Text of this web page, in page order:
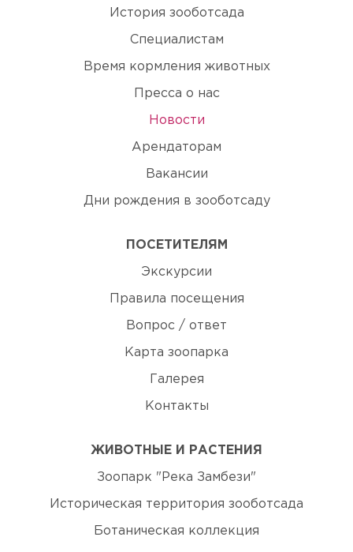
История зооботсада
Специалистам
Время кормления животных
Пресса о нас
Новости
Арендаторам
Вакансии
Дни рождения в зооботсаду
ПОСЕТИТЕЛЯМ
Экскурсии
Правила посещения
Вопрос / ответ
Карта зоопарка
Галерея
Контакты
ЖИВОТНЫЕ И РАСТЕНИЯ
Зоопарк "Река Замбези"
Историческая территория зооботсада
Ботаническая коллекция